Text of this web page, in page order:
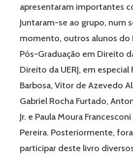
apresentaram importantes
Juntaram-se ao grupo, num
momento, outros alunos do
Pós-Graduação em Direito
Direito da UERJ, em especial
Barbosa, Vitor de Azevedo
Gabriel Rocha Furtado,
Jr. e Paula Moura
Pereira. Posteriormente,
participar deste livro